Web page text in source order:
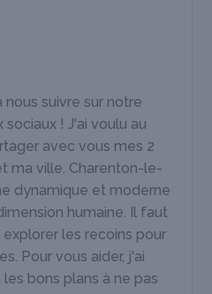
suivre sur notre
! J'ai voulu au
avec vous mes 2
ma ville. Charenton-le-
dynamique et moderne
humaine. Il faut
les recoins pour
Pour vous aider, j'ai
bons plans à ne pas